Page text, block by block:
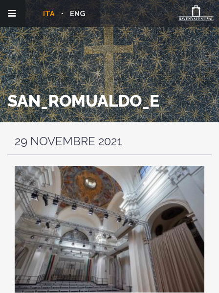
ENG
ITA
SAN_ROMUALDO_E
29 NOVEMBRE 2021